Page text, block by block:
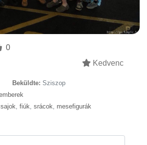
0
Kedvenc
Beküldte: Sziszop
fiúk srácok mesefigurák